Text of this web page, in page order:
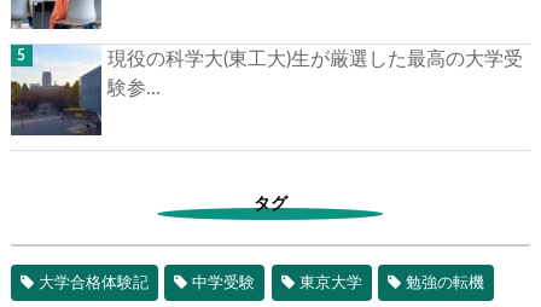
現役の科学大(東工大)生が厳選した最高の大学受
験参...
タグ
大学合格体験記 中学受験 東京大学 勉強の転機